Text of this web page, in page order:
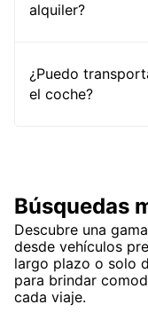
alquiler?
¿Puedo
el coche?
Búsquedas
Descubre una
desde vehículos
largo plazo o solo
para brindar
cada viaje.